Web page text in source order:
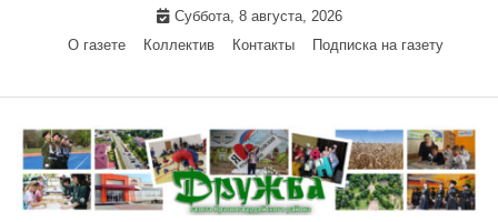
Суббота, 8 августа, 2026
О газете
Коллектив Контакты Подписка на газету